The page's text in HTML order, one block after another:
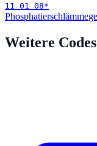
11 01 08*
Phosphatierschlämme
Weitere